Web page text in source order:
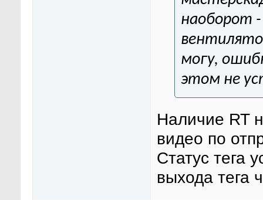
наоборот
могу,
этом не
Наличие RT
видео по
Статус тега
выхода тега